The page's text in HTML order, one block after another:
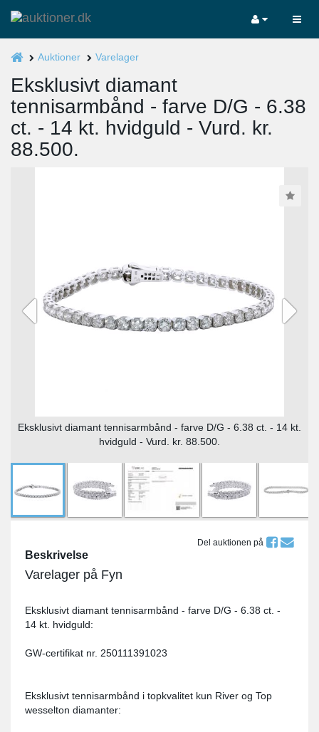
Auktioner Varelager
Eksklusivt diamant
tennisarmbånd - farve D/G - 6.38
ct. - 14 kt. hvidguld - Vurd. kr.
88.500.
Eksklusivt diamant tennisarmbånd - farve D/G - 6.38 ct. - 14 kt.
hvidguld - Vurd. kr. 88.500.
Del auktionen på
Beskrivelse
Varelager på Fyn
Eksklusivt diamant tennisarmbånd - farve D/G - 6.38 ct. -
14 kt. hvidguld:
GW-certifikat nr. 250111391023
Eksklusivt tennisarmbånd i topkvalitet kun River og Top
wesselton diamanter: